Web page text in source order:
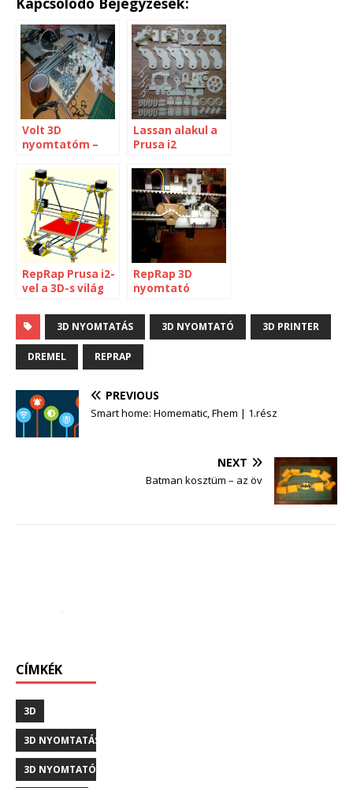
Volt 3D
nyomtatóm –
nyomtatóm…
Lassan alakul a
Prusa i2
RepRap Prusa i2-
vel a 3D-s világ
RepRap 3D
nyomtató
3D NYOMTATÁS 3D NYOMTATÓ 3D PRINTER
DREMEL REPRAP
PREVIOUS
Smart home: Homematic, Fhem | 1.rész
NEXT
Batman kosztüm – az öv
CÍMKÉK
3D
3D NYOMTATÁS
3D NYOMTATÓ